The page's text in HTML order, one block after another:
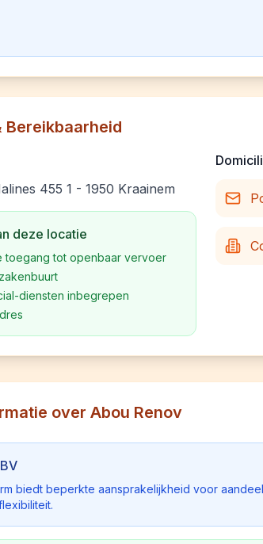
Bereikbaarheid
455 1 - 1950 Kraainem
deze locatie
toegang tot openbaar vervoer
diensten inbegrepen
over Abou Renov
biedt beperkte aansprakelijkheid voor